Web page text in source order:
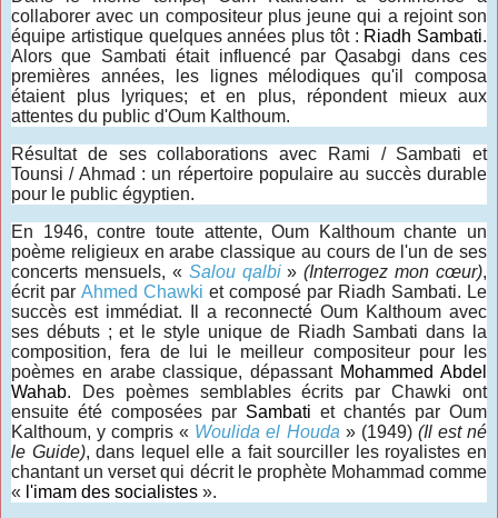
collaborer avec un compositeur plus jeune qui a rejoint son
équipe artistique quelques années plus tôt : Riadh Sambati.
Alors que Sambati était influencé par Qasabgi dans ces
premières années, les lignes mélodiques qu'il composa
étaient plus lyriques; et en plus, répondent mieux aux
attentes du public d'Oum Kalthoum.
Résultat de ses collaborations avec Rami / Sambati et
Tounsi / Ahmad : un répertoire populaire au succès durable
pour le public égyptien.
En 1946, contre toute attente, Oum Kalthoum chante un
poème religieux en arabe classique au cours de l'un de ses
concerts mensuels, « Salou qalbi »(Interrogez mon cœur),
écrit par Ahmed Chawki et composé par Riadh Sambati. Le
succès est immédiat. Il a reconnecté Oum Kalthoum avec
ses débuts ; et le style unique de Riadh Sambati dans la
composition, fera de lui le meilleur compositeur pour les
poèmes en arabe classique, dépassant Mohammed Abdel
Wahab. Des poèmes semblables écrits par Chawki ont
ensuite été composées par Sambati et chantés par Oum
Kalthoum, y compris « Woulida el Houda » (1949) (Il est né
le Guide), dans lequel elle a fait sourciller les royalistes en
chantant un verset qui décrit le prophète Mohammad comme
« l'imam des socialistes ».